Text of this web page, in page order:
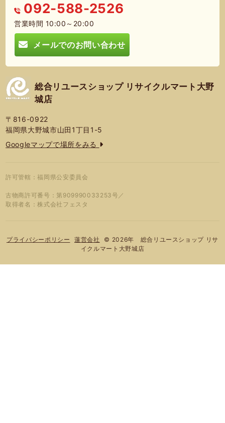
092-588-2526
営業時間 10:00～20:00
メールでのお問い合わせ
総合リユースショップ リサイクルマート大野
城店
〒816-0922
福岡県大野城市山田1丁目1-5
Googleマップで場所をみる
許可管轄：福岡県公安委員会
古物商許可番号：第909990033253号／
取得者名：株式会社フェスタ
プライバシーポリシー 蓮営会社
© 2026年 総合リユースショップ リサ
イクルマート大野城店